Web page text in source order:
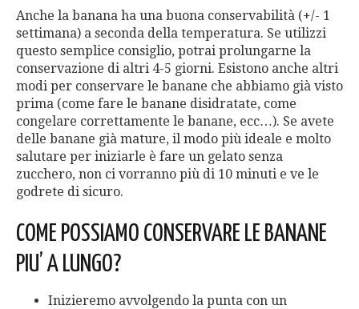
Anche la banana ha una buona conservabilità (+/- 1
settimana) a seconda della temperatura. Se utilizzi
questo semplice consiglio, potrai prolungarne la
conservazione di altri 4-5 giorni. Esistono anche altri
modi per conservare le banane che abbiamo già visto
prima (come fare le banane disidratate, come
congelare correttamente le banane, ecc…). Se avete
delle banane già mature, il modo più ideale e molto
salutare per iniziarle è fare un gelato senza
zucchero, non ci vorranno più di 10 minuti e ve le
godrete di sicuro.
COME POSSIAMO CONSERVARE LE BANANE
PIU’ A LUNGO?
Inizieremo avvolgendo la punta con un